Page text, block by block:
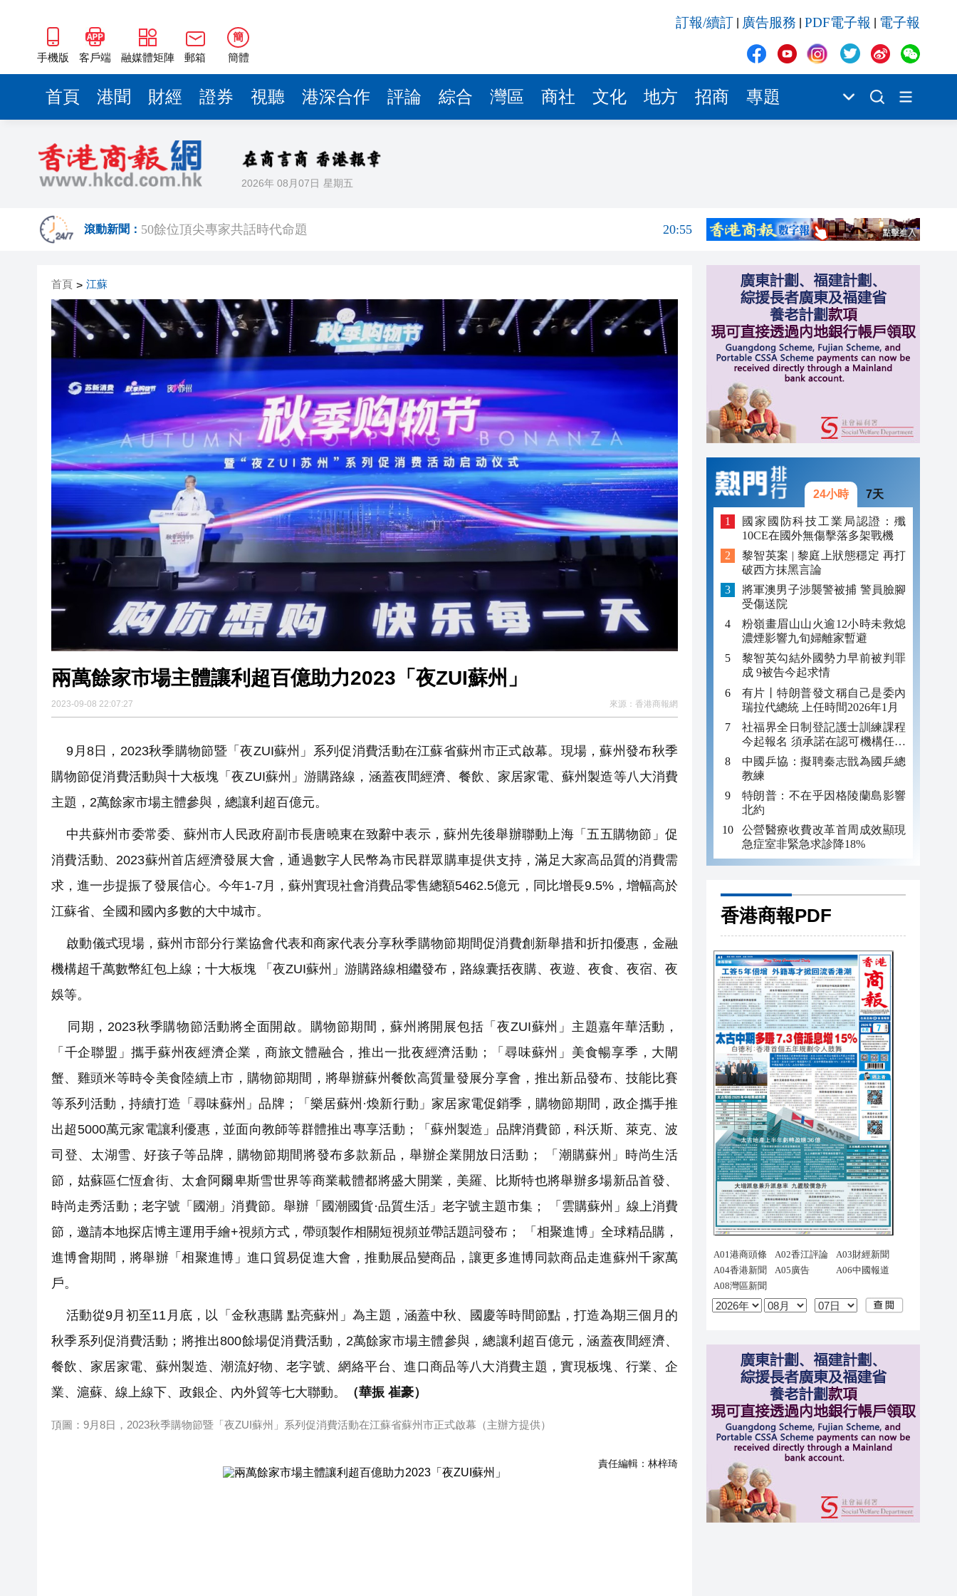
手機版 客戶端 融媒體矩陣 郵箱
簡
簡體
訂報/續訂 廣告服務 PDF電子報 電子報
首頁 港聞 財經 證券 視聽 港深合作 評論 綜合 灣區 商社 文化 地方 招商 專題
2026年 08月07日 星期五
滾動新聞：
海南澄邁文儒煥新升級 五組數據見證文儒沉香從傳統邁向現代
20:42
梁振英率港區全國政協委員考察團來瓊考察
2025年海南儋州以舊換新帶動消費約18億元
20:41
瀋陽鐵西校園閱讀活動解鎖閱讀新玩法
黎智英案｜吳良好：依法公正處理黎智英求情 罪證如山豈能妄想輕判
50餘位頂尖專家共話時代命題
20:55
2025年海南儋州以舊換新帶動消費約18億元
20:41
山東26戶省屬國企去年合計營收2.58萬億 利潤總額近936億
20:40
瀋陽鐵西校園閱讀活動解鎖閱讀新玩法
20:39
黎智英案｜吳良好：依法公正處理黎智英求情 罪證如山豈能妄想輕判
騰出更多時間專注做好宏福苑火災獨立委員會工作 李家超暫停3項公職委任
50餘位頂尖專家共話時代命題
20:55
海南澄邁文儒煥新升級 五組數據見證文儒沉香從傳統邁向現代
20:42
梁振英率港區全國政協委員考察團來瓊考察
20:42
2025年海南儋州以舊換新帶動消費約18億元
20:41
山東26戶省屬國企去年合計營收2.58萬億 利潤總額近936億
瀋陽鐵西校園閱讀活動解鎖閱讀新玩法
首頁 > 江蘇
兩萬餘家市場主體讓利超百億助力2023「夜ZUI蘇州」
2023-09-08 22:07:27 來源： 香港商報網
9月8日，2023秋季購物節暨「夜ZUI蘇州」系列促消費活動在江蘇省蘇州市正式啟幕。現場，蘇州發布秋季
購物節促消費活動與十大板塊「夜ZUI蘇州」游購路線，涵蓋夜間經濟、餐飲、家居家電、蘇州製造等八大消費
主題，2萬餘家市場主體參與，總讓利超百億元。
中共蘇州市委常委、蘇州市人民政府副市長唐曉東在致辭中表示，蘇州先後舉辦聯動上海「五五購物節」促
消費活動、2023蘇州首店經濟發展大會，通過數字人民幣為市民群眾購車提供支持，滿足大家高品質的消費需
求，進一步提振了發展信心。今年1-7月，蘇州實現社會消費品零售總額5462.5億元，同比增長9.5%，增幅高於
江蘇省、全國和國內多數的大中城市。
啟動儀式現場，蘇州市部分行業協會代表和商家代表分享秋季購物節期間促消費創新舉措和折扣優惠，金融
機構超千萬數幣紅包上線；十大板塊 「夜ZUI蘇州」游購路線相繼發布，路線囊括夜購、夜遊、夜食、夜宿、夜
娛等。
同期，2023秋季購物節活動將全面開啟。購物節期間，蘇州將開展包括「夜ZUI蘇州」主題嘉年華活動，
「千企聯盟」攜手蘇州夜經濟企業，商旅文體融合，推出一批夜經濟活動；「尋味蘇州」美食暢享季，大閘
蟹、雞頭米等時令美食陸續上市，購物節期間，將舉辦蘇州餐飲高質量發展分享會，推出新品發布、技能比賽
等系列活動，持續打造「尋味蘇州」品牌；「樂居蘇州·煥新行動」家居家電促銷季，購物節期間，政企攜手推
出超5000萬元家電讓利優惠，並面向教師等群體推出專享活動；「蘇州製造」品牌消費節，科沃斯、萊克、波
司登、太湖雪、好孩子等品牌，購物節期間將發布多款新品，舉辦企業開放日活動； 「潮購蘇州」時尚生活
節，姑蘇區仁恆倉街、太倉阿爾卑斯雪世界等商業載體都將盛大開業，美羅、比斯特也將舉辦多場新品首發、
時尚走秀活動；老字號「國潮」消費節。舉辦「國潮國貨·品質生活」老字號主題市集； 「雲購蘇州」線上消費
節，邀請本地探店博主運用手繪+視頻方式，帶頭製作相關短視頻並帶話題詞發布； 「相聚進博」全球精品購，
進博會期間，將舉辦「相聚進博」進口貿易促進大會，推動展品變商品，讓更多進博同款商品走進蘇州千家萬
戶。
活動從9月初至11月底，以「金秋惠購 點亮蘇州」為主題，涵蓋中秋、國慶等時間節點，打造為期三個月的
秋季系列促消費活動；將推出800餘場促消費活動，2萬餘家市場主體參與，總讓利超百億元，涵蓋夜間經濟、
餐飲、家居家電、蘇州製造、潮流好物、老字號、網絡平台、進口商品等八大消費主題，實現板塊、行業、企
業、滬蘇、線上線下、政銀企、內外貿等七大聯動。
（華振 崔豪）
頂圖：9月8日，2023秋季購物節暨「夜ZUI蘇州」系列促消費活動在江蘇省蘇州市正式啟幕（主辦方提供）
責任編輯： 林梓琦
24小時 7天
國家國防科技工業局認證：殲
10CE在國外無傷擊落多架戰機
黎智英案 | 黎庭上狀態穩定 再打
破西方抹黑言論
將軍澳男子涉襲警被捕 警員臉腳
受傷送院
粉嶺畫眉山山火逾12小時未救熄
濃煙影響九旬婦離家暫避
黎智英勾結外國勢力早前被判罪
成 9被告今起求情
有片丨特朗普發文稱自己是委內
瑞拉代總統 上任時間2026年1月
社福界全日制登記護士訓練課程
今起報名 須承諾在認可機構任職
至少三年
中國乒協：擬聘秦志戩為國乒總
教練
特朗普：不在乎因格陵蘭島影響
北約
公營醫療收費改革首周成效顯現
急症室非緊急求診降18%
香港商報PDF